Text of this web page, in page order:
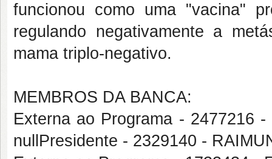
funcionou como uma "vacina"
regulando negativamente a
mama triplo-negativo.
MEMBROS DA BANCA:
Externa ao Programa - 2477216
nullPresidente - 2329140 -